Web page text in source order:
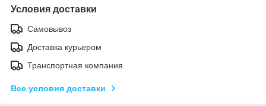
Условия доставки
Самовывоз
Доставка курьером
Транспортная компания
Все условия доставки